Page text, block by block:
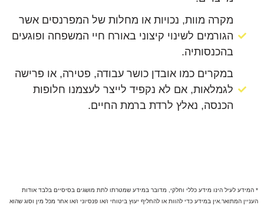
מקרה מוות, נכויות או מחלות של המפרנסים אשר
הגורמים לשינוי קיצוני באורח חיי המשפחה ופוגעים
בהכנסותיה.
במקרים כמו אובדן כושר עבודה, פטירה, או פרישה
לגמלאות, אם לא נקפיד לייצר לעצמנו חלופות
הכנסה, נאלץ לרדת ברמת החיים.
* המידע לעיל הינו מידע כללי וחלקי, מדובר במידע שמטרתו לתת מושגים בסיסיים בלבד אודות
העניין המתואר.אין במידע כדי להוות או להחליף יעוץ ביטוחי ו/או פנסיוני ו/או אחר מכל מין וסוג שהוא